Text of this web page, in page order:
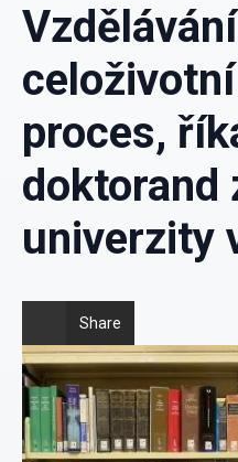
proces,
doktorand
univerzity
Share